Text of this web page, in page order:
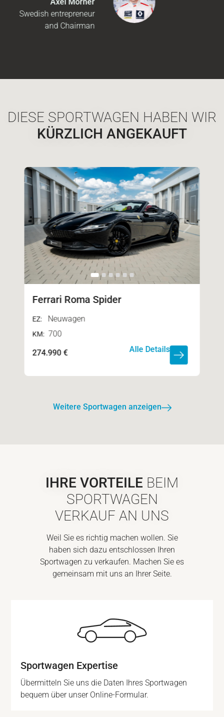
Swedish entrepreneur
and Chairman
DIESE SPORTWAGEN HABEN WIR
KÜRZLICH ANGEKAUFT
Ferrari Roma Spider
EZ: Neuwagen
KM: 700
274.990 €
Alle Details
Weitere Sportwagen anzeigen
IHRE VORTEILE BEIM
SPORTWAGEN
VERKAUF AN UNS
Weil Sie es richtig machen wollen. Sie
haben sich dazu entschlossen Ihren
Sportwagen zu verkaufen. Machen Sie es
gemeinsam mit uns an Ihrer Seite.
Sportwagen Expertise
Übermitteln Sie uns die Daten Ihres Sportwagen
bequem über unser Online-Formular.